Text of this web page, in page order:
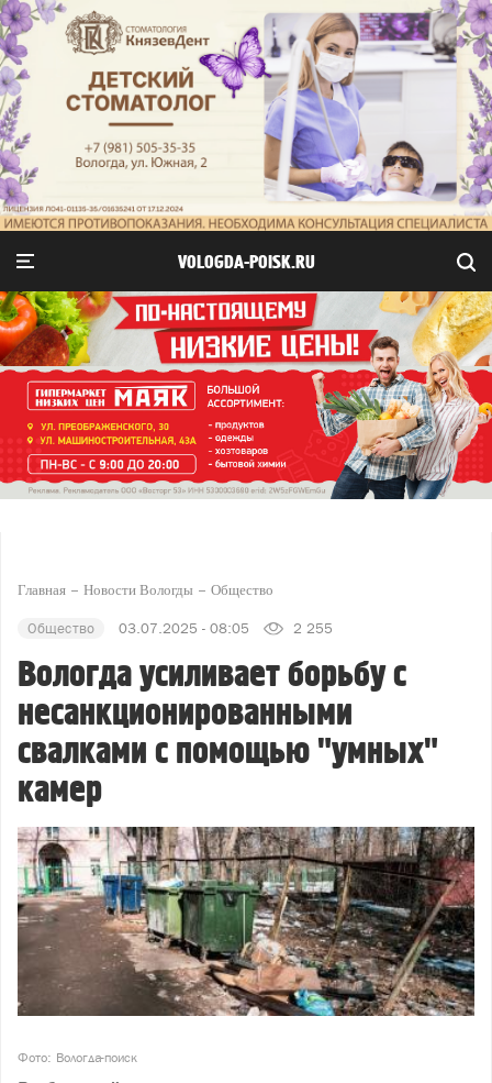
VOLOGDA-POISK.RU
Главная Новости Вологды Общество
Общество 03.07.2025 - 08:05 2 255
Вологда усиливает борьбу с
несанкционированными
свалками с помощью "умных"
камер
Фото: Вологда-поиск